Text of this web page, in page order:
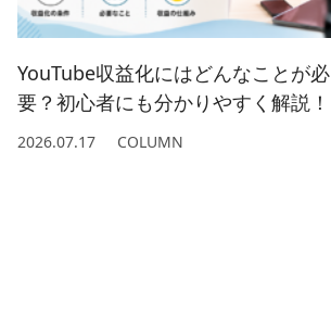
YouTube収益化にはどんなことが必
要？初心者にも分かりやすく解説！
2026.07.17 COLUMN